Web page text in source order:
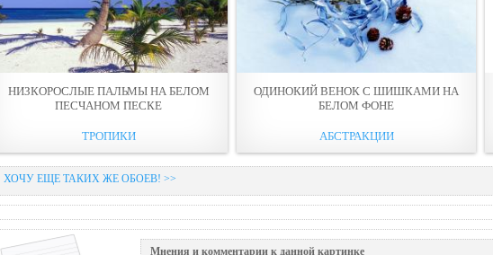
НИЗКОРОСЛЫЕ ПАЛЬМЫ НА БЕЛОМ
ПЕСЧАНОМ ПЕСКЕ
ТРОПИКИ
ОДИНОКИЙ ВЕНОК С ШИШКАМИ НА
БЕЛОМ ФОНЕ
АБСТРАКЦИИ
ХОЧУ ЕЩЕ ТАКИХ ЖЕ ОБОЕВ! >>
Мнения и комментарии к данной картинке